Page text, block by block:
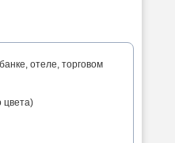
отеле, торговом
цвета)